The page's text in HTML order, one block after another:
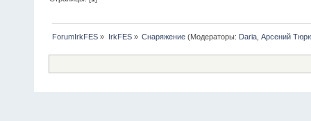
ForumIrkFES » IrkFES» Снаряжение(Модераторы: Daria, Арсений